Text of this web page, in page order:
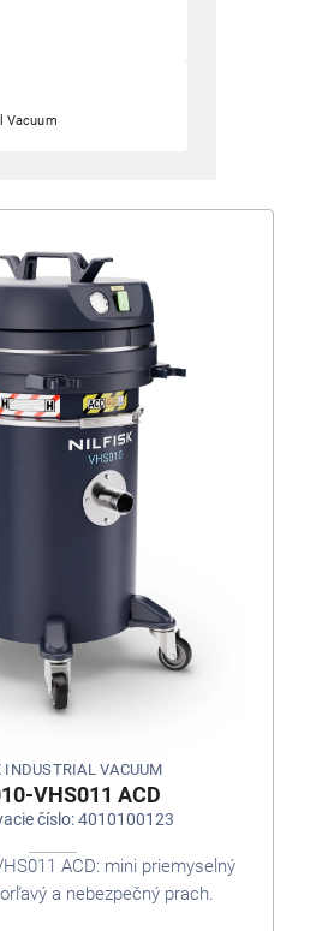
Vacuum
INDUSTRIAL VACUUM
VHS011 ACD
číslo: 4010100123
ACD: mini priemyselný
a nebezpečný prach.